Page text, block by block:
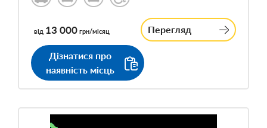
від 13 000 грн/місяц Перегляд
Дізнатися про
наявність місць